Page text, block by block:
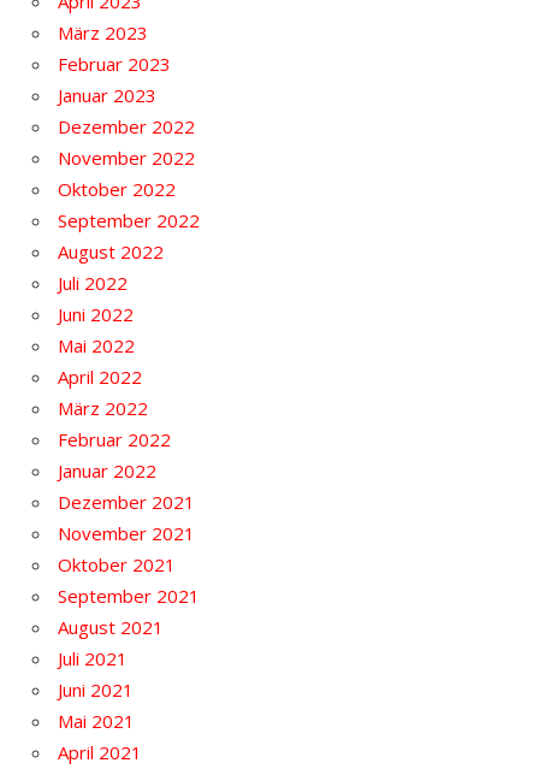
März 2023
Februar 2023
Januar 2023
Dezember 2022
November 2022
Oktober 2022
September 2022
August 2022
Juli 2022
Juni 2022
Mai 2022
April 2022
März 2022
Februar 2022
Januar 2022
Dezember 2021
November 2021
Oktober 2021
September 2021
August 2021
Juli 2021
Juni 2021
Mai 2021
April 2021